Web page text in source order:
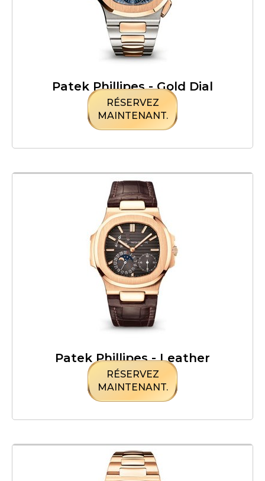
Patek Phillipes - Gold Dial
RÉSERVEZ
MAINTENANT.
Patek Phillipes - Leather
RÉSERVEZ
MAINTENANT.